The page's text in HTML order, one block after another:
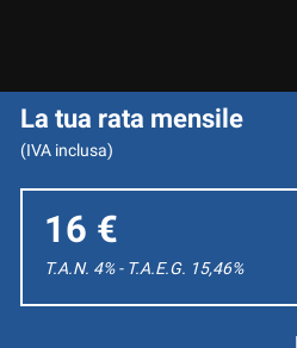
La tua rata mensile
(IVA inclusa)
16 €
T.A.N. 4% - T.A.E.G. 15,46%